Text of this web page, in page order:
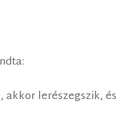
lerészegszik,